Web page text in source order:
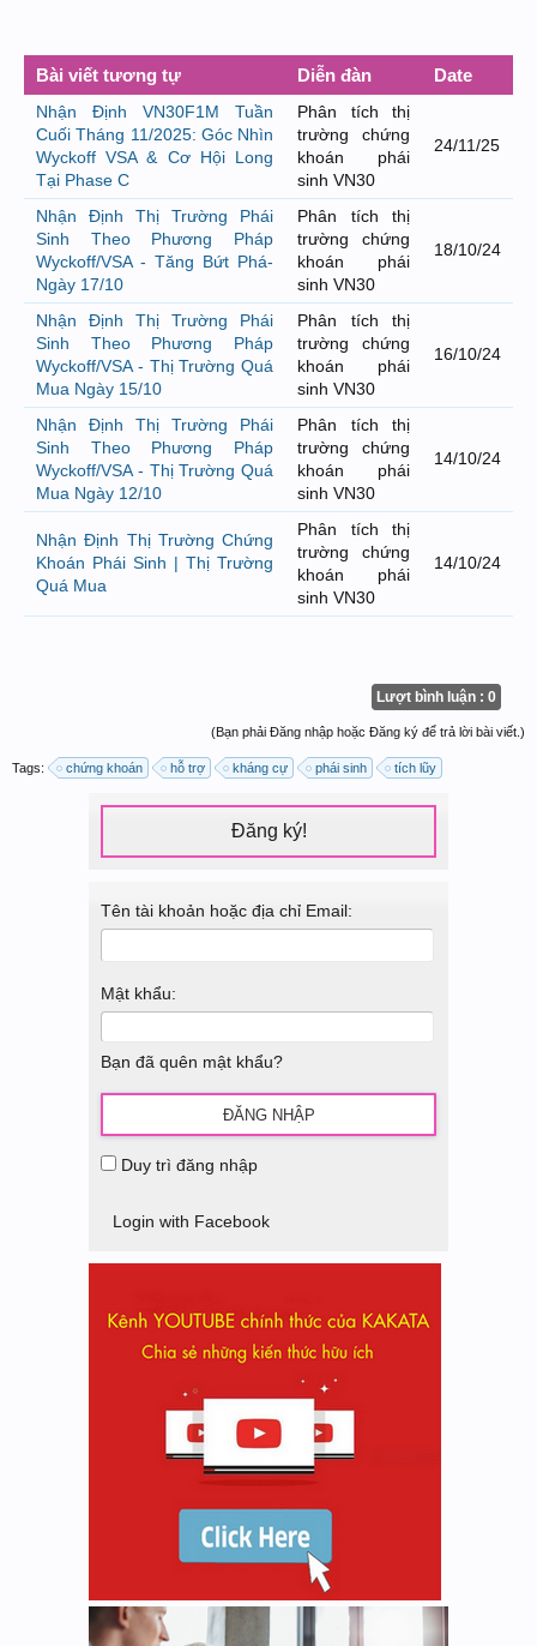
Bài viết tương tự Diễn đàn Date
Nhận Định VN30F1M Tuần
Cuối Tháng 11/2025: Góc Nhìn
Wyckoff VSA & Cơ Hội Long
Tại Phase C
Phân tích thị
trường chứng
khoán phái
sinh VN30
24/11/25
Nhận Định Thị Trường Phái
Sinh Theo Phương Pháp
Wyckoff/VSA - Tăng Bứt Phá-
Ngày 17/10
Phân tích thị
trường chứng
khoán phái
sinh VN30
18/10/24
Nhận Định Thị Trường Phái
Sinh Theo Phương Pháp
Wyckoff/VSA - Thị Trường Quá
Mua Ngày 15/10
Phân tích thị
trường chứng
khoán phái
sinh VN30
16/10/24
Nhận Định Thị Trường Phái
Sinh Theo Phương Pháp
Wyckoff/VSA - Thị Trường Quá
Mua Ngày 12/10
Phân tích thị
trường chứng
khoán phái
sinh VN30
14/10/24
Nhận Định Thị Trường Chứng
Khoán Phái Sinh | Thị Trường
Quá Mua
Phân tích thị
trường chứng
khoán phái
sinh VN30
14/10/24
Lượt bình luận : 0
(Bạn phải Đăng nhập hoặc Đăng ký để trả lời bài viết.)
Tags: chứng khoán hỗ trợ kháng cự phái sinh tích lũy
Đăng ký!
Tên tài khoản hoặc địa chỉ Email:
Mật khẩu:
Bạn đã quên mật khẩu?
Duy trì đăng nhập
Login with Facebook